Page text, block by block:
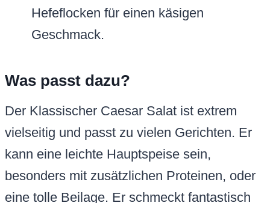
Hefeflocken für einen käsigen
Geschmack.
Was passt dazu?
Der Klassischer Caesar Salat ist extrem
vielseitig und passt zu vielen Gerichten. Er
kann eine leichte Hauptspeise sein,
besonders mit zusätzlichen Proteinen, oder
eine tolle Beilage. Er schmeckt fantastisch